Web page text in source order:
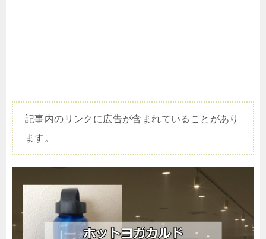
記事内のリンクに広告が含まれていることがあり
ます。